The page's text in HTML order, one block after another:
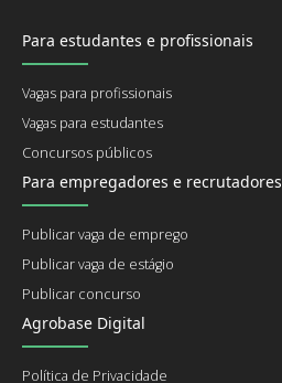
Para estudantes e profissionais
Vagas para profissionais
Vagas para estudantes
Concursos públicos
Para empregadores e recrutadores
Publicar vaga de emprego
Publicar vaga de estágio
Publicar concurso
Agrobase Digital
Política de Privacidade